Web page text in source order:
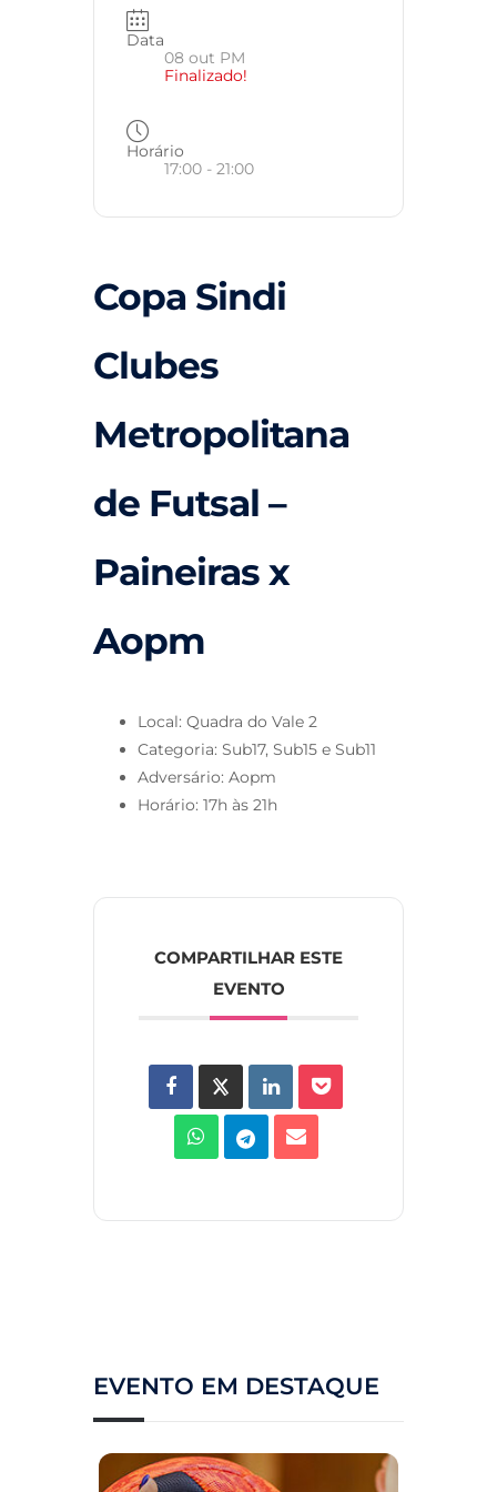
Data
08 out PM
Finalizado!
Horário
17:00 - 21:00
Copa Sindi
Clubes
Metropolitana
de Futsal –
Paineiras x
Aopm
Local: Quadra do Vale 2
Categoria: Sub17, Sub15 e Sub11
Adversário: Aopm
Horário: 17h às 21h
COMPARTILHAR ESTE
EVENTO
EVENTO EM DESTAQUE